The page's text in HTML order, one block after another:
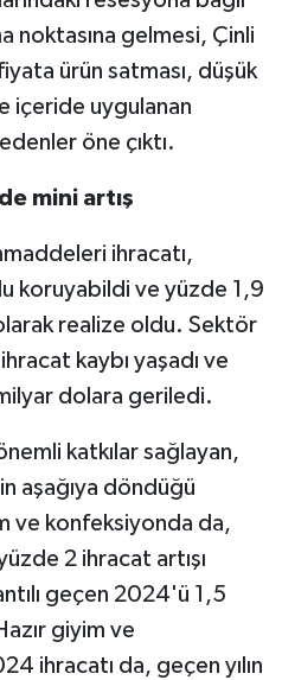
noktasına gelmesi, Çinli
ürün satması, düşük
içeride uygulanan
öne çıktı.
mini artış
ihracatı,
koruyabildi ve yüzde 1,9
realize oldu. Sektör
kaybı yaşadı ve
dolara geriledi.
katkılar sağlayan,
aşağıya döndüğü
ve konfeksiyonda da,
2 ihracat artışı
geçen 2024'ü 1,5
giyim ve
ihracatı da, geçen yılın